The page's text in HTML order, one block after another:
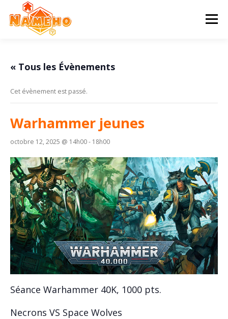
contenu
Menu
STATUTS & AG
« Tous les Évènements
Cet évènement est passé.
Warhammer jeunes
octobre 12, 2025 @ 14h00- 18h00
Séance Warhammer 40K, 1000 pts.
Necrons VS Space Wolves